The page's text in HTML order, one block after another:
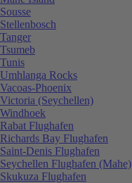
Sousse
Stellenbosch
Tanger
Tsumeb
Tunis
Umhlanga Rocks
Vacoas-Phoenix
Victoria (Seychellen)
Windhoek
Rabat Flughafen
Richards Bay Flughafen
Saint-Denis Flughafen
Seychellen Flughafen (Mahe)
Skukuza Flughafen